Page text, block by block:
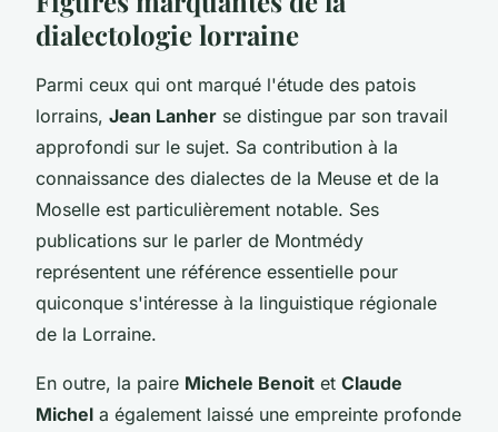
dialectologie lorraine
Parmi ceux qui ont marqué l'étude des patois
lorrains, Jean Lanher se distingue par son travail
approfondi sur le sujet. Sa contribution à la
connaissance des dialectes de la Meuse et de la
Moselle est particulièrement notable. Ses
publications sur le parler de Montmédy
représentent une référence essentielle pour
quiconque s'intéresse à la linguistique régionale
de la Lorraine.
En outre, la paire Michele Benoit et Claude
Michel a également laissé une empreinte profonde